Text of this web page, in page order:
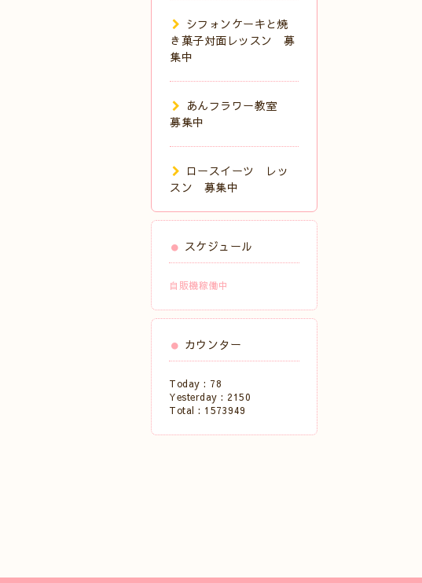
シフォンケーキと焼
き菓子対面レッスン 募
集中
あんフラワー教室
募集中
ロースイーツ レッ
スン 募集中
スケジュール
自販機稼働中
カウンター
Today : 78
Yesterday : 2150
Total : 1573949